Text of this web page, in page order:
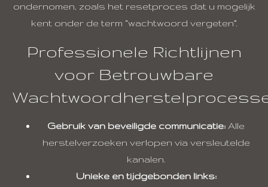
ondernomen, zoals het resetproces dat u mogelijk
kent onder de term “wachtwoord vergeten”.
Professionele Richtlijnen
voor Betrouwbare
Gebruik van beveiligde communicatie: Alle
herstelverzoeken verlopen via versleutelde
kanalen.
Unieke en tijdgebonden links: